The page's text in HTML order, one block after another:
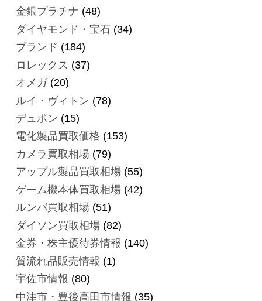
金銀プラチナ (48)
ダイヤモンド・宝石(34)
ブランド (184)
ロレックス (37)
オメガ(20)
ルイ・ヴィトン (78)
デュポン (15)
電化製品買取価格 (153)
カメラ買取相場(79)
アップル製品買取相場(55)
ゲーム機本体買取相場(42)
ルンバ買取相場(51)
ダイソン買取相場(82)
金券・株主優待券情報 (140)
質流れ品販売情報 (1)
宇佐市情報 (80)
中津市・豊後高田市情報 (35)